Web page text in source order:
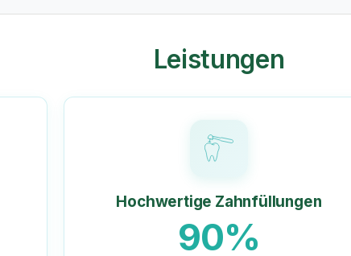
Leistungen
Hochwertige Zahnfüllungen
90%